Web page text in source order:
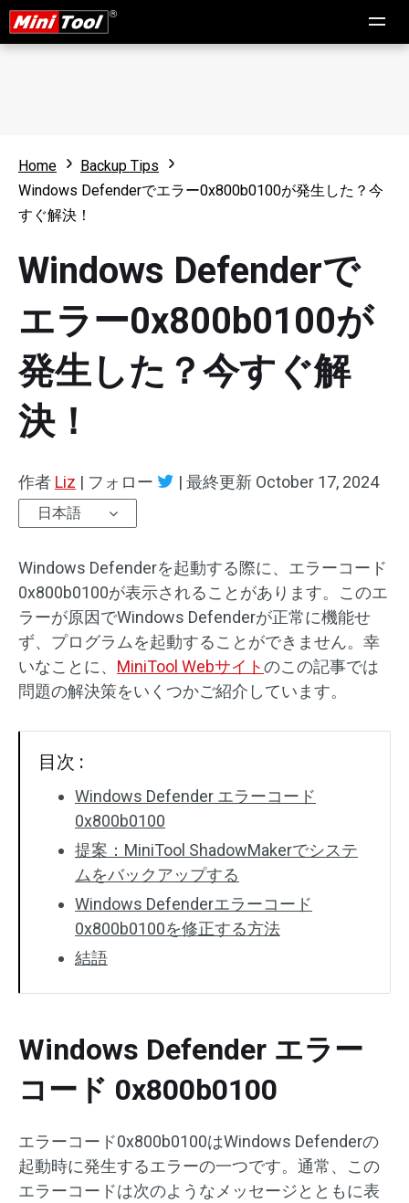
Home
Backup Tips
Windows Defenderでエラー0x800b0100が発生した？今
すぐ解決！
Windows Defenderで
エラー0x800b0100が
発生した？今すぐ解
決！
作者 Liz | フォロー | 最終更新 October 17, 2024
日本語
Windows Defenderを起動する際に、エラーコード
0x800b0100が表示されることがあります。このエ
ラーが原因でWindows Defenderが正常に機能せ
ず、プログラムを起動することができません。幸
いなことに、 MiniTool Webサイトのこの記事では
問題の解決策をいくつかご紹介しています。
目次 :
Windows Defender エラーコード
0x800b0100
提案：MiniTool ShadowMakerでシステ
ムをバックアップする
Windows Defenderエラーコード
0x800b0100を修正する方法
結語
Windows Defender エラー
コード 0x800b0100
エラーコード0x800b0100はWindows Defenderの
起動時に発生するエラーの一つです。通常、この
エラーコードは次のようなメッセージとともに表